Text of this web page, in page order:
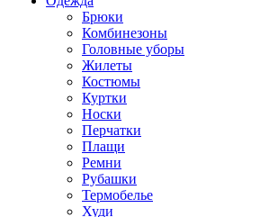
Брюки
Комбинезоны
Головные уборы
Жилеты
Костюмы
Куртки
Носки
Перчатки
Плащи
Ремни
Рубашки
Термобелье
Худи